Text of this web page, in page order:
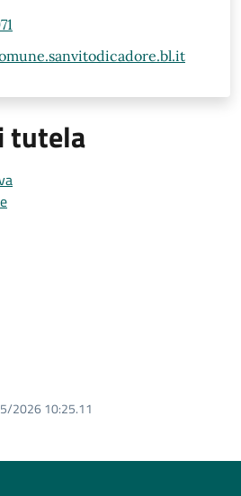
tutela
2026 10:25.11